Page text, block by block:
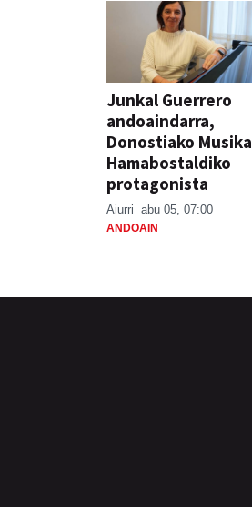
Junkal Guerrero
andoaindarra,
Donostiako Musika
Hamabostaldiko
protagonista
Aiurri abu 05, 07:00
ANDOAIN